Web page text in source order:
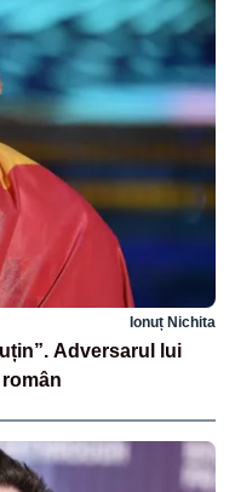
Ionuț Nichita
Adversarul lui